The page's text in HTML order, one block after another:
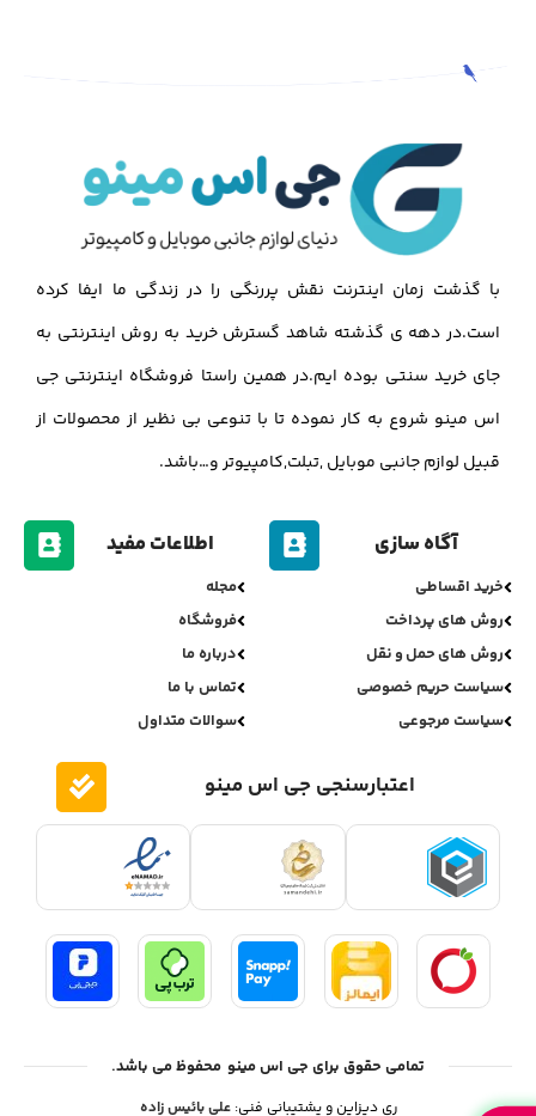
با گذشت زمان اینترنت نقش پررنگی را در زندگی ما ایفا کرده
است.در دهه ی گذشته شاهد گسترش خرید به روش اینترنتی به
جای خرید سنتی بوده ایم.در همین راستا فروشگاه اینترنتی جی
اس مینو شروع به کار نموده تا با تنوعی بی نظیر از محصولات از
قبیل لوازم جانبی موبایل ,تبلت,کامپیوتر و…باشد.
آگاه سازی
خرید اقساطی
روش های پرداخت
روش های حمل و نقل
سیاست حریم خصوصی
سیاست مرجوعی
اطلاعات مفید
مجله
فروشگاه
درباره ما
تماس با ما
سوالات متداول
اعتبارسنجی جی اس مینو
تمامی حقوق برای جی اس مینو محفوظ می باشد.
ری دیزاین و پشتیبانی فنی:علی بائیس زاده